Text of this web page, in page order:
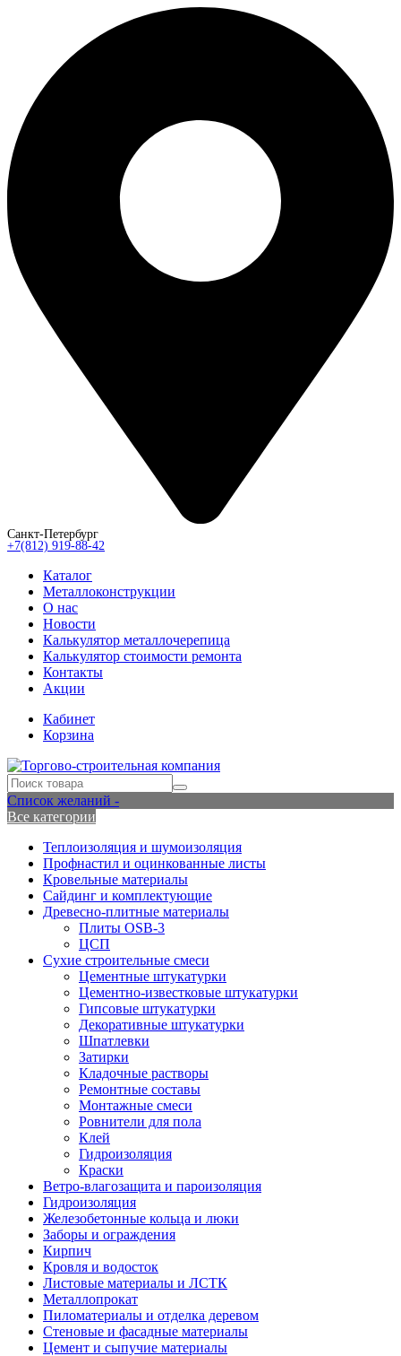
Санкт-Петербург
+7(812) 919-88-42
Каталог
Металлоконструкции
О нас
Новости
Калькулятор металлочерепица
Калькулятор стоимости ремонта
Контакты
Акции
Кабинет
Корзина
Список желаний -
Все категории
Теплоизоляция и шумоизоляция
Профнастил и оцинкованные листы
Кровельные материалы
Сайдинг и комплектующие
Древесно-плитные материалы
Плиты OSB-3
ЦСП
Сухие строительные смеси
Цементные штукатурки
Цементно-известковые штукатурки
Гипсовые штукатурки
Декоративные штукатурки
Шпатлевки
Затирки
Кладочные растворы
Ремонтные составы
Монтажные смеси
Ровнители для пола
Клей
Гидроизоляция
Краски
Ветро-влагозащита и пароизоляция
Гидроизоляция
Железобетонные кольца и люки
Заборы и ограждения
Кирпич
Кровля и водосток
Листовые материалы и ЛСТК
Металлопрокат
Пиломатериалы и отделка деревом
Стеновые и фасадные материалы
Цемент и сыпучие материалы